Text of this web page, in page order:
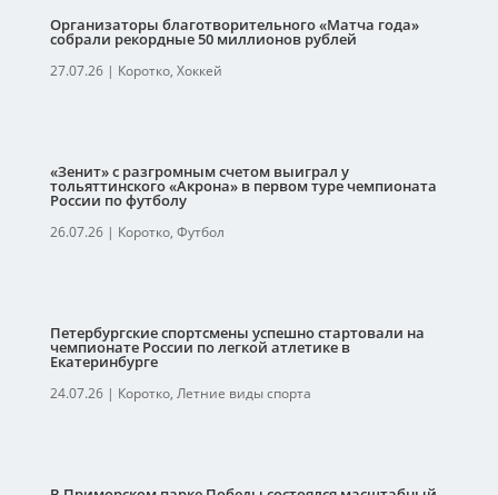
Организаторы благотворительного «Матча года»
собрали рекордные 50 миллионов рублей
27.07.26| Коротко, Хоккей
«Зенит» с разгромным счетом выиграл у
тольяттинского «Акрона» в первом туре чемпионата
России по футболу
26.07.26| Коротко, Футбол
Петербургские спортсмены успешно стартовали на
чемпионате России по легкой атлетике в
Екатеринбурге
24.07.26| Коротко, Летние виды спорта